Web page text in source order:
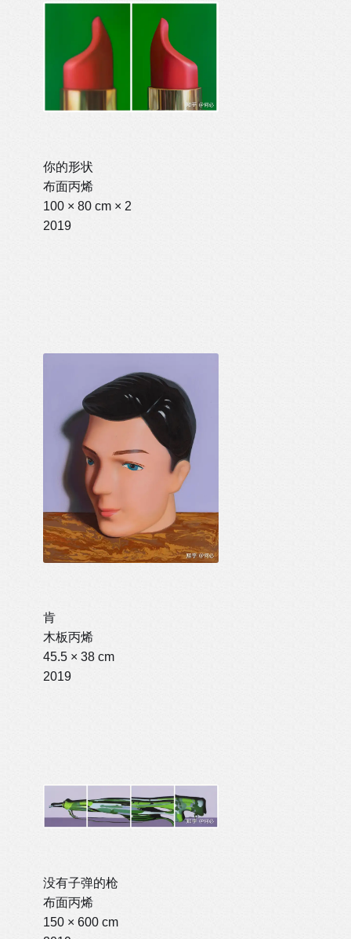
你的形状
布面丙烯
100 × 80 cm × 2
2019
肯
木板丙烯
45.5 × 38 cm
2019
没有子弹的枪
布面丙烯
150 × 600 cm